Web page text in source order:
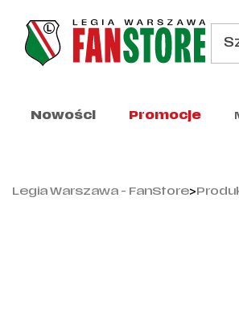
Nowości Promocje
Legia Warszawa - FanStore>